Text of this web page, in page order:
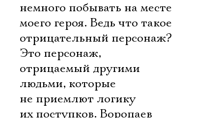
немного побывать на месте
моего героя. Ведь что такое
отрицательный персонаж?
Это персонаж,
отрицаемый другими
людьми, которые
не приемлют логику
их поступков. Воропаев 